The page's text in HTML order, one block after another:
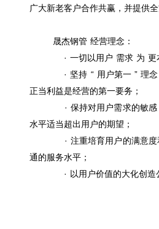
广大新老客户合作共赢，并提供全
晟杰钢管 经营理念：
· 一切以用户 需求 为 更
· 坚持 “ 用户第一 ” 理
正当利益是经营的第一要务；
· 保持对用户需求的敏
水平适当超出用户的期望；
· 注重培育用户的满意
通的服务水平；
· 以用户价值的大化创